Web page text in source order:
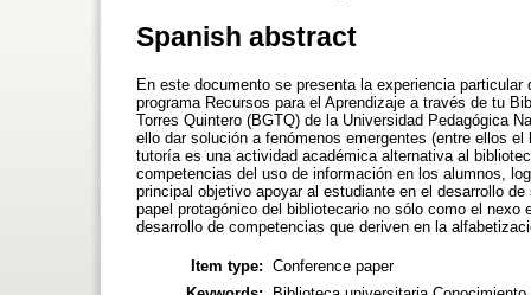
Spanish abstract
En este documento se presenta la experiencia
programa Recursos para el Aprendizaje a través de tu
Torres Quintero (BGTQ) de la Universidad Pedagógica
ello dar solución a fenómenos emergentes (entre ellos
tutoría es una actividad académica alternativa al
competencias del uso de información en los alumnos,
principal objetivo apoyar al estudiante en el desarrollo
papel protagónico del bibliotecario no sólo como el
desarrollo de competencias que deriven en la
Item type: Conference paper